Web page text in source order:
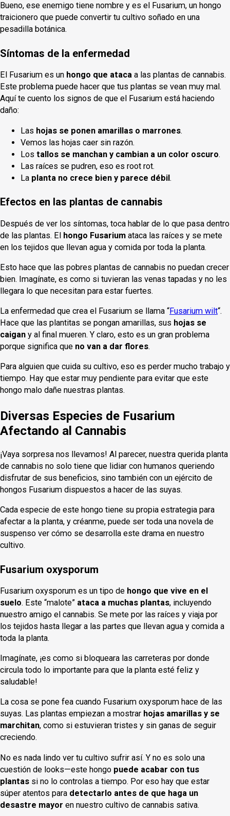
Bueno, ese enemigo tiene nombre y es el Fusarium, un hongo
traicionero que puede convertir tu cultivo soñado en una
pesadilla botánica.
Síntomas de la enfermedad
El Fusarium es un hongo que ataca a las plantas de cannabis.
Este problema puede hacer que tus plantas se vean muy mal.
Aquí te cuento los signos de que el Fusarium está haciendo
daño:
Las hojas se ponen amarillas o marrones.
Vemos las hojas caer sin razón.
Los tallos se manchan y cambian a un color oscuro.
Las raíces se pudren, eso es root rot.
La planta no crece bien y parece débil.
Efectos en las plantas de cannabis
Después de ver los síntomas, toca hablar de lo que pasa dentro
de las plantas. El hongo Fusarium ataca las raíces y se mete
en los tejidos que llevan agua y comida por toda la planta.
Esto hace que las pobres plantas de cannabis no puedan crecer
bien. Imagínate, es como si tuvieran las venas tapadas y no les
llegara lo que necesitan para estar fuertes.
La enfermedad que crea el Fusarium se llama “Fusarium wilt“.
Hace que las plantitas se pongan amarillas, sus hojas se
caigan y al final mueren. Y claro, esto es un gran problema
porque significa que no van a dar flores.
Para alguien que cuida su cultivo, eso es perder mucho trabajo y
tiempo. Hay que estar muy pendiente para evitar que este
hongo malo dañe nuestras plantas.
Diversas Especies de Fusarium
Afectando al Cannabis
¡Vaya sorpresa nos llevamos! Al parecer, nuestra querida planta
de cannabis no solo tiene que lidiar con humanos queriendo
disfrutar de sus beneficios, sino también con un ejército de
hongos Fusarium dispuestos a hacer de las suyas.
Cada especie de este hongo tiene su propia estrategia para
afectar a la planta, y créanme, puede ser toda una novela de
suspenso ver cómo se desarrolla este drama en nuestro
cultivo.
Fusarium oxysporum
Fusarium oxysporum es un tipo de hongo que vive en el
suelo. Este “malote” ataca a muchas plantas, incluyendo
nuestro amigo el cannabis. Se mete por las raíces y viaja por
los tejidos hasta llegar a las partes que llevan agua y comida a
toda la planta.
Imagínate, ¡es como si bloqueara las carreteras por donde
circula todo lo importante para que la planta esté feliz y
saludable!
La cosa se pone fea cuando Fusarium oxysporum hace de las
suyas. Las plantas empiezan a mostrar hojas amarillas y se
marchitan, como si estuvieran tristes y sin ganas de seguir
creciendo.
No es nada lindo ver tu cultivo sufrir así. Y no es solo una
cuestión de looks—este hongo puede acabar con tus
plantas si no lo controlas a tiempo. Por eso hay que estar
súper atentos para detectarlo antes de que haga un
desastre mayor en nuestro cultivo de cannabis sativa.